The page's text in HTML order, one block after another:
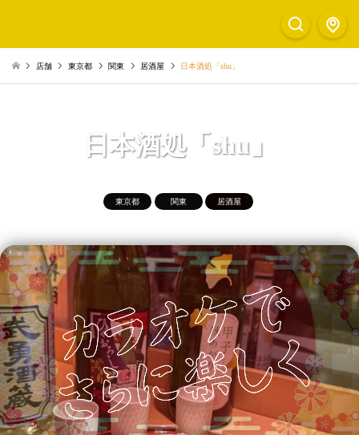
店舗 東京都 関東 居酒屋 日本酒処「shu」
日本酒処「shu」
東京都 関東 居酒屋